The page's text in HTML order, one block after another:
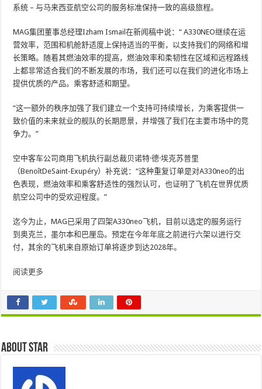
系统 – 与马来西亚航空公司的服务标准保持一致的高级旅程。
MAG集团董事总经理Izham Ismail在新闻稿中说：“ A330NEO继续在运
营效率，范围和机舱舒适度上保持适当的平衡，以支持我们的网络和增
长策略。随着其燃油效率的提高，燃油效率和柔韧性在区域和远程路线
上都非常适合我们的不断发展的市场，我们还可以在我们的进化市场上
提供优质的产品。乘客舒适和期望。
“这一额外的秩序加强了我们建立一个支持可持续增长，为乘客提供一
致价值的未来就业的舰队的长期愿景，并增强了我们在主要市场中的竞
争力。”
空中客车公司商用飞机执行副总裁贝诺特·德·埃克苏普里
（BenoîtDeSaint-Exupéry）补充说：“这种重复订单是对A330neo的出
色表现，燃油效率和乘客舒适性的强烈认可，也证明了飞机在世界优质
航空公司中的受欢迎程度。”
迄今为止，MAG已采用了四架A330neo飞机，目前以选定的服务运行
到奥克兰，墨尔本和巴厘岛。预定在今年年底之前进行六架以进行交
付，其余的飞机来自原始订单将逐步到达2028年。
阅读更多
About star